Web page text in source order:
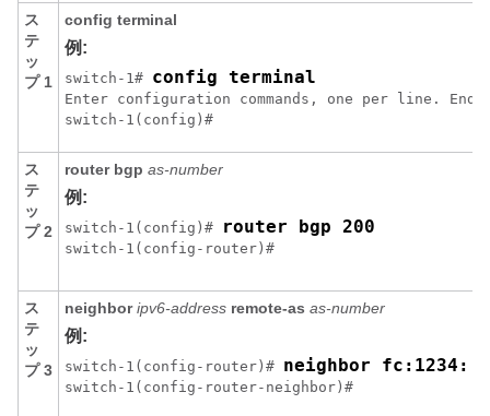
ス
テ
ッ
プ 1
config terminal
例:
switch-1# config terminal
Enter configuration commands, one per line. End
switch-1(config)#
ス
テ
ッ
プ 2
router bgp as-number
例:
switch-1(config)# router bgp 200
switch-1(config-router)#
ス
テ
ッ
プ 3
neighbor ipv6-address remote-as as-number
例:
switch-1(config-router)# neighbor
switch-1(config-router-neighbor)#